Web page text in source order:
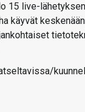
15 live-
käyvät